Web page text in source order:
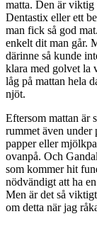
matta. Den är
Dentastix eller ett
man fick så god
enkelt dit man går.
därinne så kunde
klara med golvet la
låg på mattan hela
njöt.
Eftersom mattan är
rummet även under
papper eller
ovanpå. Och
som kommer hit
nödvändigt att ha
Men är det så
om detta när jag